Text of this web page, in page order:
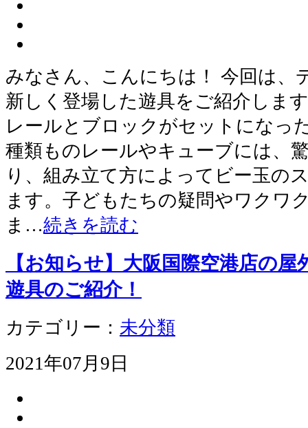
みなさん、こんにちは！ 今回は、
新しく登場した遊具をご紹介しま
レールとブロックがセットになっ
種類ものレールやキューブには、
り、組み立て方によってビー玉の
ます。子どもたちの疑問やワクワ
ま…続きを読む
【お知らせ】大阪国際空港店の
遊具のご紹介！
カテゴリー： 未分類
2021年07月9日